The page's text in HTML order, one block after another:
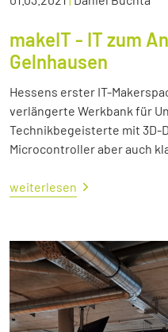
makeIT - IT zum
Gelnhausen
Hessens erster IT-
verlängerte Werkbank für
Technikbegeisterte mit 3D-
Microcontroller aber auch
weiterlesen